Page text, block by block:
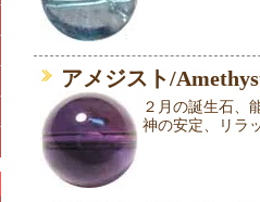
アメジスト/
２月の誕生石、
神の安定、リラ